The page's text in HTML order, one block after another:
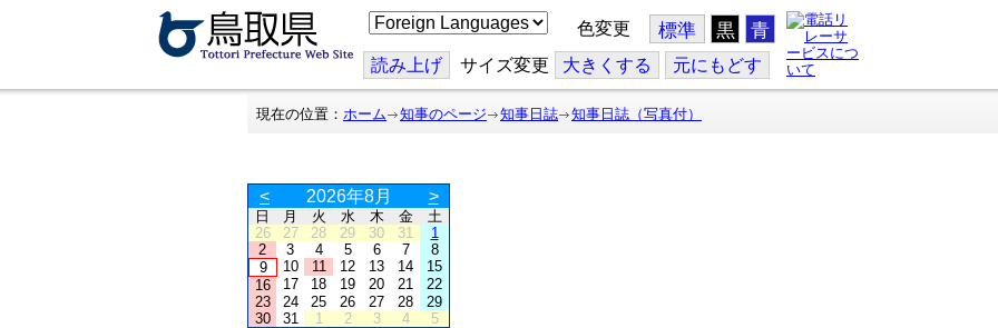
こ
の
ジ
を
翻
色変更 標準 黒 青
読み上げ サイズ変更 大きくする 元にもどす
現在の位置： ホーム 知事のページ 知事日誌 知事日誌（写真付）
< 2026年8月 >
日 月 火 水 木 金
土
26
27 28 29 30 31
1
2
3 4 5 6 7
8
9
10 11 12 13 14
15
16
17 18 19 20 21
22
23
24 25 26 27 28
29
30
31 1 2 3 4 5